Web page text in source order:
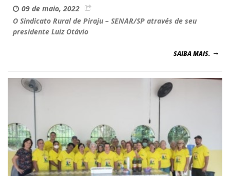
09 de maio, 2022
O Sindicato Rural de Piraju – SENAR/SP através de seu
presidente Luiz Otávio
SAIBA MAIS.